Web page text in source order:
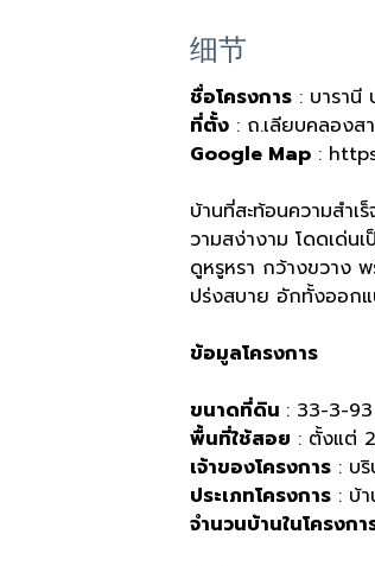
细节
ชื่อโครงการ : บารานี
ที่ตั้ง : ถ.เลียบคลอง
Google Map :
บ้านที่สะท้อนความสำเ
วามสง่างาม โดดเด่น
ดูหรูหรา กว้างขวาง
ปร่งสบาย อักทั้งออก
ข้อมูลโครงการ
ขนาดที่ดิน : 33-3-93
พื้นที่ใช้สอย : ตั้งแต่
เจ้าของโครงการ : บ
ประเภทโครงการ : บ้
จำนวนบ้านในโครงกา